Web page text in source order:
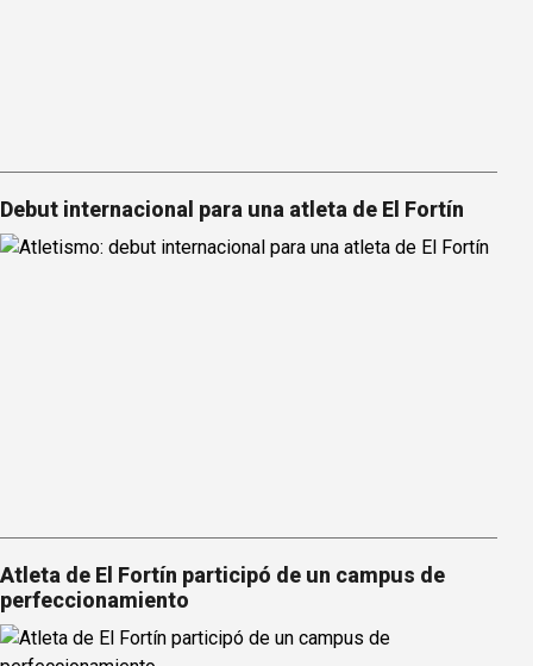
Debut internacional para una atleta de El Fortín
Atleta de El Fortín participó de un campus de
perfeccionamiento